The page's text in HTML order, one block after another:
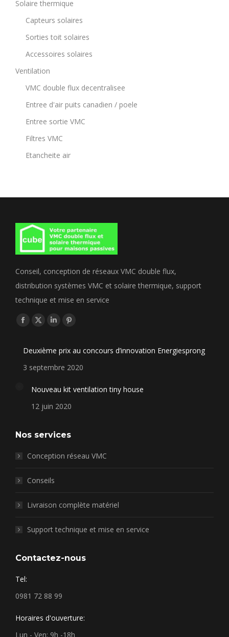
Solaire thermique
Capteurs solaires
Sorties toit solaires
Accessoires solaires
Ventilation
VMC double flux decentralisee
Entree d'air puits canadien / poele
Entree sortie VMC
Filtres VMC
Etancheite air
Conseil, conception de réseaux VMC double flux,
distribution systèmes VMC et solaire thermique, support
technique et mise en service
Trouvez nous sur :
Facebook
opens
in
window
X
opens
in
window
LinkedIn
opens
in
window
Pinterest
opens
in
window
Deuxième prix au concours d’innovation Energiesprong
3 septembre 2020
Nouveau kit ventilation tiny house
12 juin 2020
Nos services
Conception réseau VMC
Conseils
Livraison complète matériel
Support technique et mise en service
Contactez-nous
Tel:
0981 72 88 99
Horaires d'ouverture:
Lun - Ven: 9h -18h